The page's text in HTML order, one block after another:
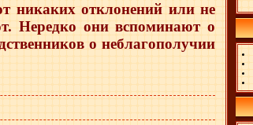
никаких отклонений или не
Нередко они вспоминают о
о неблагополучии